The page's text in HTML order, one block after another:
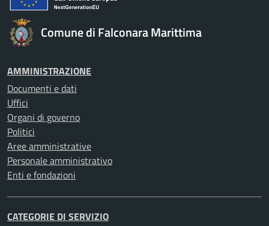
Comune di Falconara Marittima
AMMINISTRAZIONE
Documenti e dati
Uffici
Organi di governo
Politici
Aree amministrative
Personale amministrativo
Enti e fondazioni
CATEGORIE DI SERVIZIO